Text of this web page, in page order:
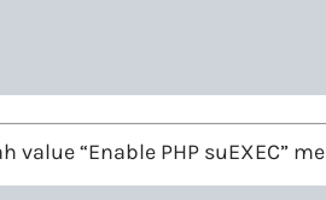
value “Enable PHP suEXEC”